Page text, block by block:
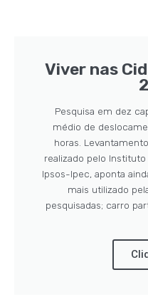
Viver nas
Pesquisa em dez
médio de
horas.
realizado pelo
Ipsos-Ipec, aponta
mais utilizado
pesquisadas; carro